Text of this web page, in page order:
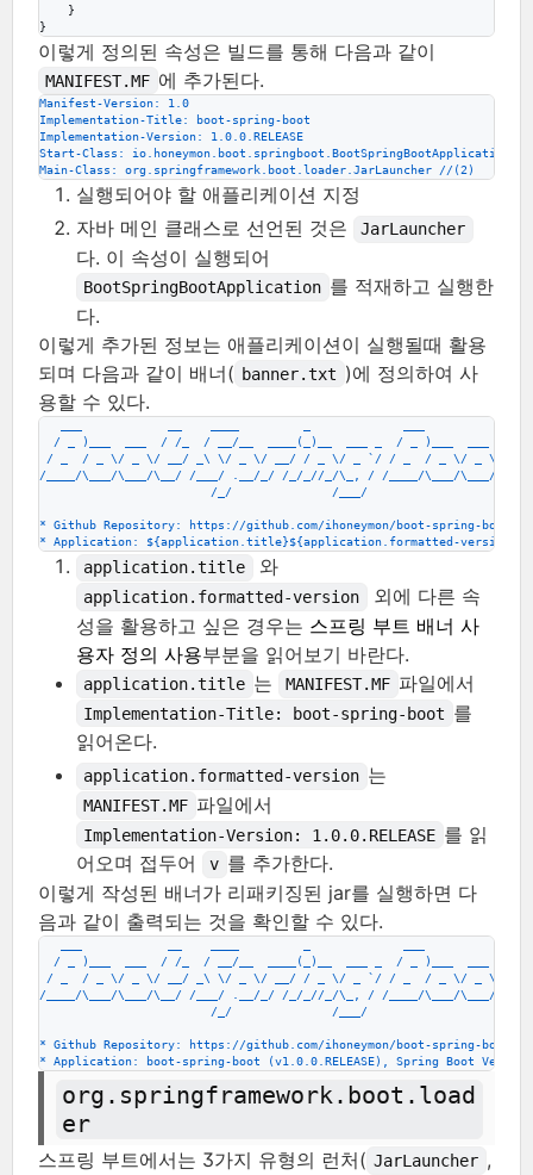
    }
}
이렇게 정의된 속성은 빌드를 통해 다음과 같이
MANIFEST.MF 에 추가된다.
Manifest-Version: 1.0
Implementation-Title: boot-spring-boot
Implementation-Version: 1.0.0.RELEASE
Start-Class: io.honeymon.boot.springboot.BootSpringBootApplication
Main-Class: org.springframework.boot.loader.JarLauncher //(2)
실행되어야 할 애플리케이션 지정
자바 메인 클래스로 선언된 것은
JarLauncher
다. 이 속성이 실행되어
BootSpringBootApplication 를 적재하고 실행한
다.
이렇게 추가된 정보는 애플리케이션이 실행될때 활용
되며 다음과 같이 배너( banner.txt )에 정의하여 사
용할 수 있다.
  / _ )___  ___  / /_  / __/__  ____(_)__  ___ _  / _ )___  ___  / /_
/ _  / _ \/ _ \/ __/ _\ \/ _ \/ __/ / _ \/ _ `/ / _  / _ \/ _ \/ __/
/____/\___/\___/\__/ /___/ .__/_/ /_/_//_/\_, / /____/\___/\___/\__/
                        /_/              /___/
* Github Repository: https://github.com/ihoneymon/boot-spring-boot
* Application: ${application.title}${application.formatted-version},
application.title 와
application.formatted-version
외에 다른 속
성을 활용하고 싶은 경우는 스프링 부트 배너 사
용자 정의 사용부분을 읽어보기 바란다.
application.title 는 MANIFEST.MF 파일에서
Implementation-Title: boot-spring-boot 를
읽어온다.
application.formatted-version 는
MANIFEST.MF 파일에서
Implementation-Version: 1.0.0.RELEASE 를 읽
어오며 접두어
v 를 추가한다.
이렇게 작성된 배너가 리패키징된 jar를 실행하면 다
음과 같이 출력되는 것을 확인할 수 있다.
  / _ )___  ___  / /_  / __/__  ____(_)__  ___ _  / _ )___  ___  / /_
/ _  / _ \/ _ \/ __/ _\ \/ _ \/ __/ / _ \/ _ `/ / _  / _ \/ _ \/ __/
/____/\___/\___/\__/ /___/ .__/_/ /_/_//_/\_, / /____/\___/\___/\__/
                        /_/              /___/
* Github Repository: https://github.com/ihoneymon/boot-spring-boot
* Application: boot-spring-boot (v1.0.0.RELEASE), Spring Boot
org.springframework.boot.load
er
스프링 부트에서는 3가지 유형의 런처( JarLauncher ,